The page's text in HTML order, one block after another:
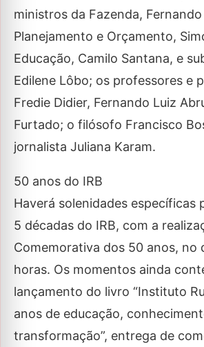
ministros da Fazenda,
Planejamento e Orçamento,
Educação, Camilo Santana, e
Edilene Lôbo; os professores e
Fredie Didier, Fernando Luiz
Furtado; o filósofo Francisco
jornalista Juliana Karam.
50 anos do IRB
Haverá solenidades específicas
5 décadas do IRB, com a
Comemorativa dos 50 anos, no
horas. Os momentos ainda
lançamento do livro “Instituto
anos de educação,
transformação”, entrega de